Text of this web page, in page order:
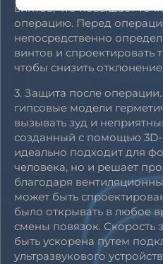
винтов, что повышает
операцию. Перед
непосредственно
винтов и спроектировать
чтобы снизить
3. Защита после
гипсовые модели
вызывать зуд и
созданный с помощью 3D-
идеально подходит для
человека, но и решает
благодаря
может быть
было открывать в любое
смены повязок.
быть ускорена путем
ультразвукового